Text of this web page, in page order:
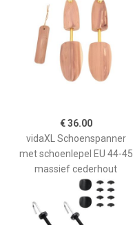
€ 36.00
vidaXL Schoenspanner
met schoenlepel EU 44-45
massief cederhout